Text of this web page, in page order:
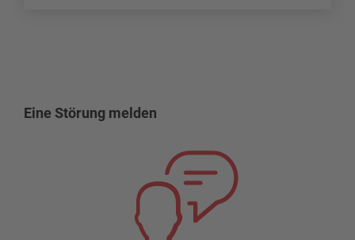
Eine Störung melden